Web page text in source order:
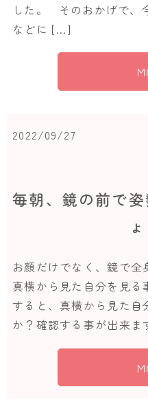
した。 そのおかげで、
などに […]
2022/09/27
毎朝、鏡の前で
お顔だけでなく、鏡で
真横から見た自分を見
すると、真横から見た自
か？確認する事が出来